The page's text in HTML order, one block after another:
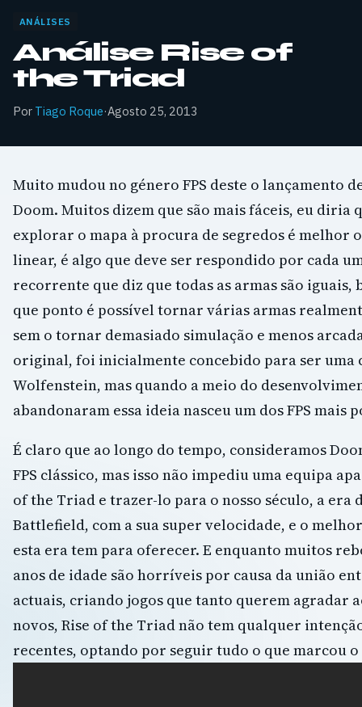
ANÁLISES
Análise Rise of
the Triad
Por Tiago Roque·Agosto 25, 2013
Muito mudou no género FPS deste o lançamento
Doom. Muitos dizem que são mais fáceis, eu diria
explorar o mapa à procura de segredos é melhor
linear, é algo que deve ser respondido por cada
recorrente que diz que todas as armas são iguais,
que ponto é possível tornar várias armas
sem o tornar demasiado simulação e menos
original, foi inicialmente concebido para ser uma
Wolfenstein, mas quando a meio do
abandonaram essa ideia nasceu um dos FPS mais
É claro que ao longo do tempo, consideramos
FPS clássico, mas isso não impediu uma equipa
of the Triad e trazer-lo para o nosso século, a era
Battlefield, com a sua super velocidade, e o
esta era tem para oferecer. E enquanto muitos
anos de idade são horríveis por causa da união
actuais, criando jogos que tanto querem agradar
novos, Rise of the Triad não tem qualquer
recentes, optando por seguir tudo o que marcou